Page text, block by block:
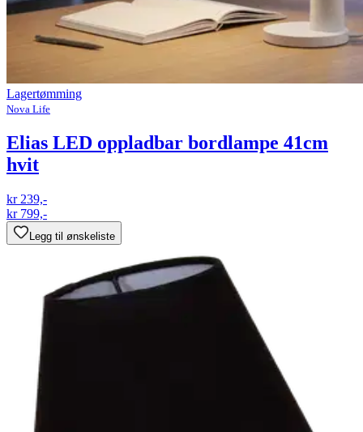
Lagertømming
Nova Life
Elias LED oppladbar bordlampe 41cm
hvit
kr 239,-
kr 799,-
Legg til ønskeliste